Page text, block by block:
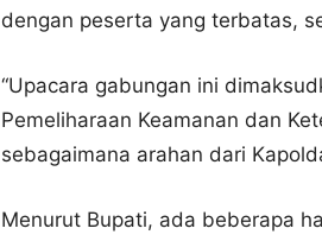
dengan peserta yang terbatas,
“Upacara gabungan ini
Pemeliharaan Keamanan dan
sebagaimana arahan dari
Menurut Bupati, ada beberapa